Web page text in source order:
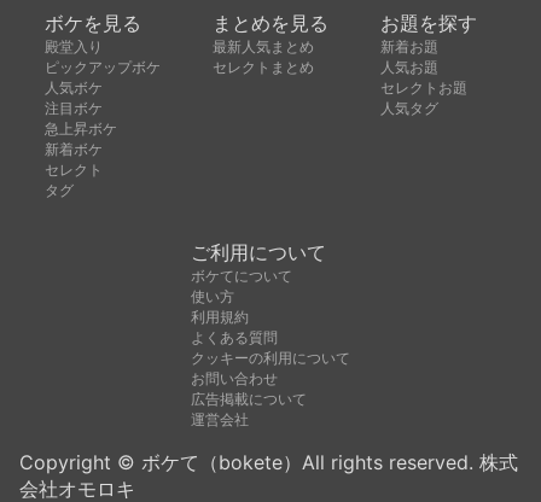
ボケを見る
殿堂入り
ピックアップボケ
人気ボケ
注目ボケ
急上昇ボケ
新着ボケ
セレクト
タグ
まとめを見る
最新人気まとめ
セレクトまとめ
お題を探す
新着お題
人気お題
セレクトお題
人気タグ
ご利用について
ボケてについて
使い方
利用規約
よくある質問
クッキーの利用について
お問い合わせ
広告掲載について
運営会社
Copyright © ボケて（bokete）All rights reserved. 株式
会社オモロキ